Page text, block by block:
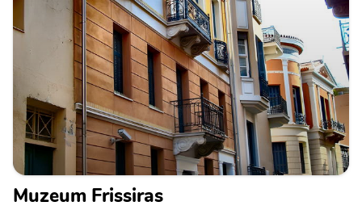
Muzeum Frissiras